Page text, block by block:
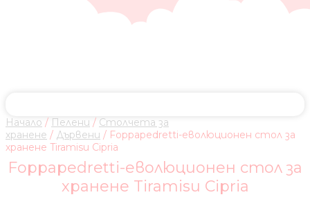
Начало / Пелени / Столчета за
хранене / Дървени / Foppapedretti-еволюционен стол за
хранене Tiramisu Cipria
Foppapedretti-еволюционен стол за
хранене Tiramisu Cipria